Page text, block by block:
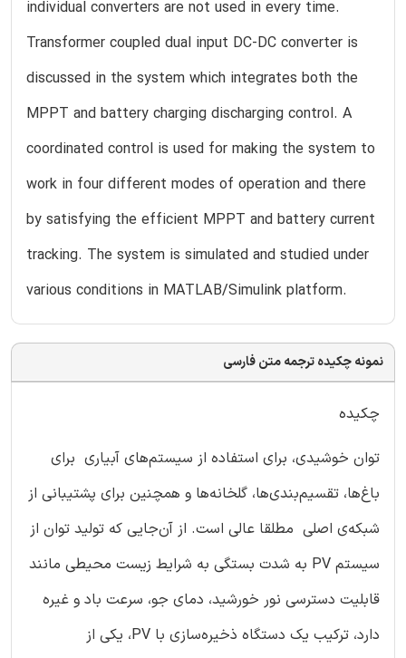
individual converters are not used in every time.
Transformer coupled dual input DC-DC converter is
discussed in the system which integrates both the
MPPT and battery charging discharging control. A
coordinated control is used for making the system to
work in four different modes of operation and there
by satisfying the efficient MPPT and battery current
tracking. The system is simulated and studied under
various conditions in MATLAB/Simulink platform.
نمونه چکیده ترجمه متن فارسی
چکیده
توان خوشیدی، برای استفاده از سیستم‌های آبیاری برای
باغ‌ها، تقسیم‌بندی‌ها، گلخانه‌ها و همچنین برای پشتیبانی از
شبکه‌ی اصلی مطلقا عالی است. از آن‌جایی که تولید توان از
سیستم PV به شدت بستگی به شرایط زیست محیطی مانند
قابلیت دسترسی نور خورشید، دمای جو، سرعت باد و غیره
دارد، ترکیب یک دستگاه ذخیره‌سازی با PV، یکی از